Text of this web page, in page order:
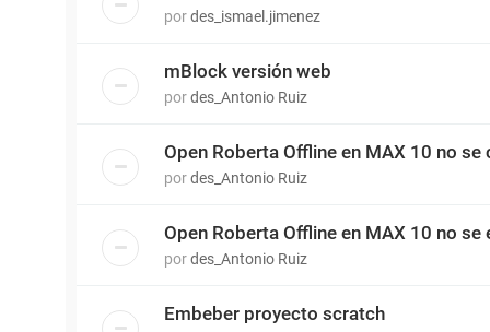
pordes_ismael.jimenez
mBlock versión web
pordes_Antonio Ruiz
Open Roberta Offline en MAX 10 no se
pordes_Antonio Ruiz
Open Roberta Offline en MAX 10 no
pordes_Antonio Ruiz
Embeber proyecto scratch